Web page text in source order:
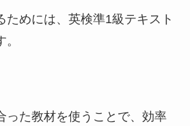
ためには、英検準1級テキスト
った教材を使うことで、効率